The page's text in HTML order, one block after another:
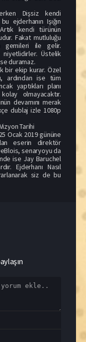
Dişsiz kendi
ejderhanın Işığın
kendi türünün
Fakat mutluluğu
gemileri ile gelir.
niyetlidirler. Üstelik
duramaz.
bir ekip kurar. Özel
ardından ise tüm
yaptıkları planı
olmayacaktır.
devamını merak
dublaj izle 1080p
Tarihi
Ocak 2019 gününe
eserin direktör
senaryoyu da
ise Jay Baruchel
Ejderhanı Nasıl
siz de bu